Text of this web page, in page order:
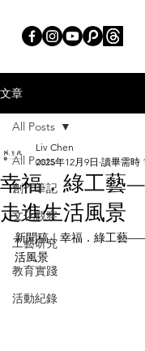
文章
All Posts
創作筆記
文化觀察
工藝研究
教育實踐
活動紀錄
All Posts
幸福．綠工藝
走進生活風景
Liv Chen
2025年12月9日 讀畢需時
新聞稿｜幸福．綠工藝
活風景